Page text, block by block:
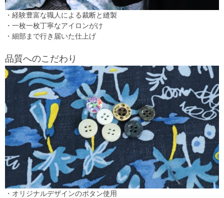
・経験豊富な職人による裁断と縫製
・一枚一枚丁寧なアイロンがけ
・細部まで行き届いた仕上げ
品質へのこだわり
・オリジナルデザインのボタン使用